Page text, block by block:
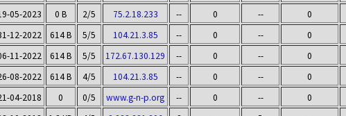
05-2023
0 B 2/5 75.2.18.233 -- 0 -- 0
12-2022
614 B 5/5 104.21.3.85 -- 0 -- 0
11-2022
614 B 5/5 172.67.130.129 -- 0 -- 0
08-2022
614 B 4/5 104.21.3.85 -- 0 -- 0
04-2018
0 0/5 www.g-n-p.org -- 0 -- 0